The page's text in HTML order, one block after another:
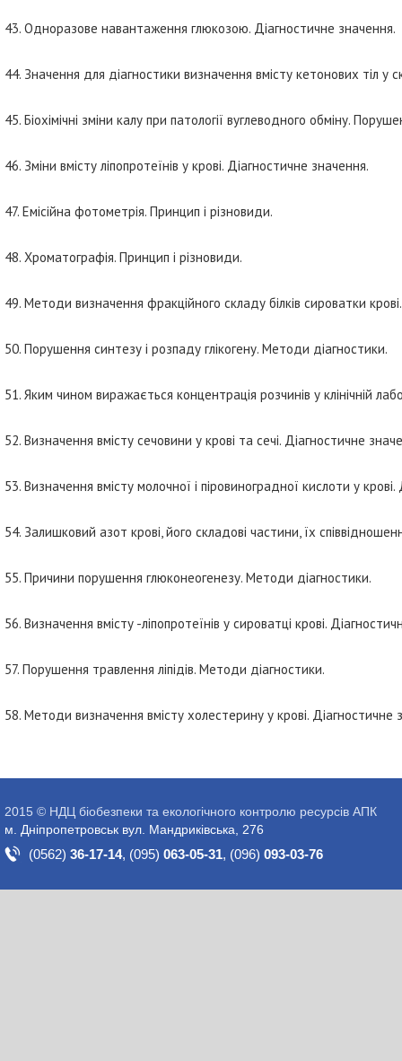
43. Одноразове навантаження глюкозою. Діагностичне значення.
44. Значення для діагностики визначення вмісту кетонових тіл у
45. Біохімічні зміни калу при патології вуглеводного обміну.
46. Зміни вмісту ліпопротеїнів у крові. Діагностичне значення.
47. Емісійна фотометрія. Принцип і різновиди.
48. Хроматографія. Принцип і різновиди.
49. Методи визначення фракційного складу білків сироватки крові.
50. Порушення синтезу і розпаду глікогену. Методи діагностики.
51. Яким чином виражається концентрація розчинів у клінічній
52. Визначення вмісту сечовини у крові та сечі. Діагностичне
53. Визначення вмісту молочної і піровиноградної кислоти у
54. Залишковий азот крові, його складові частини, їх
55. Причини порушення глюконеогенезу. Методи діагностики.
56. Визначення вмісту -ліпопротеїнів у сироватці крові.
57. Порушення травлення ліпідів. Методи діагностики.
58. Методи визначення вмісту холестерину у крові. Діагностичне
2015 © НДЦ біобезпеки та екологічного контролю ресурсів АПК
м. Дніпропетровськ вул. Мандриківська, 276
(0562) 36-17-14, (095) 063-05-31, (096) 093-03-76